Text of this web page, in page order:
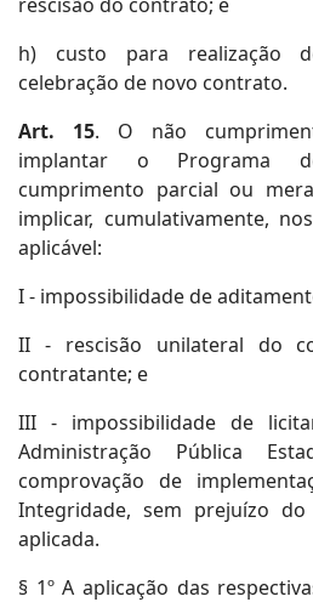
h) custo para realização
celebração de novo contrato.
Art. 15. O não
implantar o Programa
cumprimento parcial ou
implicar, cumulativamente,
aplicável:
I - impossibilidade de
II - rescisão unilateral do
contratante; e
III - impossibilidade de
Administração Pública
comprovação de
Integridade, sem prejuízo
aplicada.
§ 1º A aplicação das